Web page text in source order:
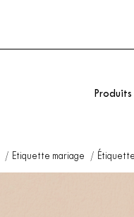
Produits
Etiquette mariage